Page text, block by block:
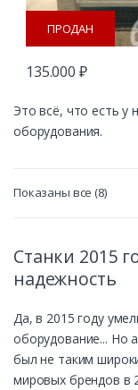
ПРОДАН
135.000 ₽
Это всё, что есть у
оборудования.
Показаны все (8)
самые
Станки 2015
надежность
Да, в 2015 году
оборудование... Но
был не таким
мировых брендов в